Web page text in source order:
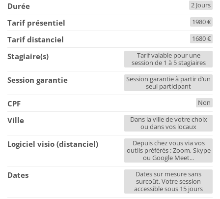
Durée 2 Jours
Tarif présentiel 1980 €
Tarif distanciel 1680 €
Stagiaire(s)
Tarif valable pour une
session de 1 à 5 stagiaires
Session garantie
Session garantie à partir d’un
seul participant
CPF Non
Ville
Dans la ville de votre choix
ou dans vos locaux
Logiciel visio (distanciel)
Depuis chez vous via vos
outils préférés : Zoom, Skype
ou Google Meet...
Dates
Dates sur mesure sans
surcoût. Votre session
accessible sous 15 jours